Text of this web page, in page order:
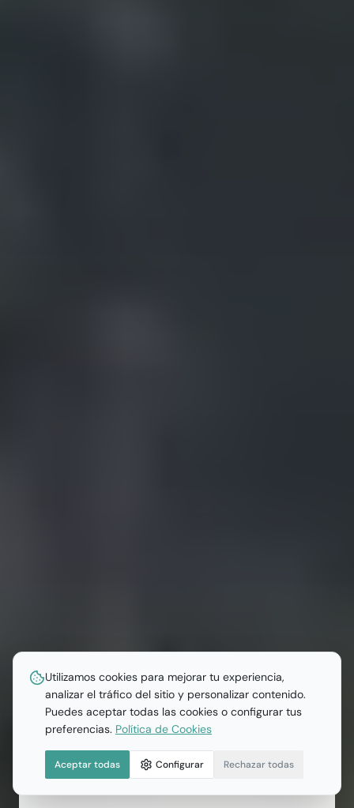
Recibe Información Exclusiva
Utilizamos cookies para mejorar tu experiencia,
analizar el tráfico del sitio y personalizar contenido.
Puedes aceptar todas las cookies o configurar tus
preferencias. Política de Cookies
Aceptar todas Configurar Rechazar todas